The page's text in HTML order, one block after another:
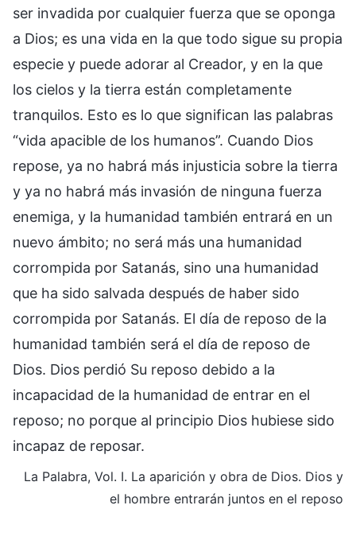
ser invadida por cualquier fuerza que se oponga
a Dios; es una vida en la que todo sigue su propia
especie y puede adorar al Creador, y en la que
los cielos y la tierra están completamente
tranquilos. Esto es lo que significan las palabras
“vida apacible de los humanos”. Cuando Dios
repose, ya no habrá más injusticia sobre la tierra
y ya no habrá más invasión de ninguna fuerza
enemiga, y la humanidad también entrará en un
nuevo ámbito; no será más una humanidad
corrompida por Satanás, sino una humanidad
que ha sido salvada después de haber sido
corrompida por Satanás. El día de reposo de la
humanidad también será el día de reposo de
Dios. Dios perdió Su reposo debido a la
incapacidad de la humanidad de entrar en el
reposo; no porque al principio Dios hubiese sido
incapaz de reposar.
La Palabra, Vol. I. La aparición y obra de Dios. Dios y
el hombre entrarán juntos en el reposo